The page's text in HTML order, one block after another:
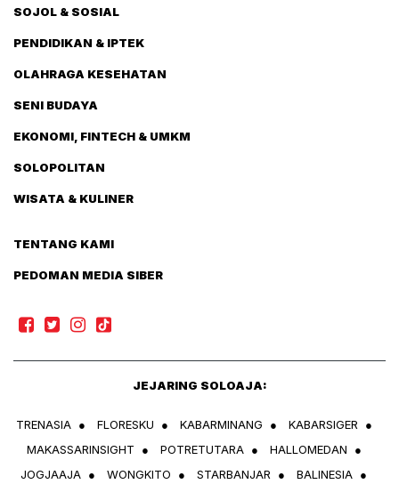
SOJOL & SOSIAL
PENDIDIKAN & IPTEK
OLAHRAGA KESEHATAN
SENI BUDAYA
EKONOMI, FINTECH & UMKM
SOLOPOLITAN
WISATA & KULINER
TENTANG KAMI
PEDOMAN MEDIA SIBER
JEJARING SOLOAJA:
TRENASIA ● FLORESKU ● KABARMINANG ● KABARSIGER ●
MAKASSARINSIGHT
● POTRETUTARA ● HALLOMEDAN
●
JOGJAAJA ● WONGKITO ● STARBANJAR ● BALINESIA ●